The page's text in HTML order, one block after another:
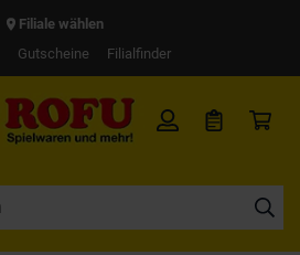
Filiale wählen
Gutscheine Filialfinder